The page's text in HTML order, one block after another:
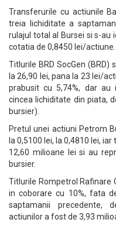
Transferurile cu actiunile
treia lichiditate a
rulajul total al Bursei si s-au
cotatia de 0,8450 lei/actiune.
Titlurile BRD SocGen (BRD)
la 26,90 lei, pana la 23 lei/
prabusit cu 5,74%, dar au
cincea lichiditate din piata,
bursier).
Pretul unei actiuni Petrom
la 0,5100 lei, la 0,4810 lei,
12,60 milioane lei si au
bursier.
Titlurile Rompetrol Rafinare
in coborare cu 10%, fata
saptamanii precedente,
actiunilor a fost de 3,93